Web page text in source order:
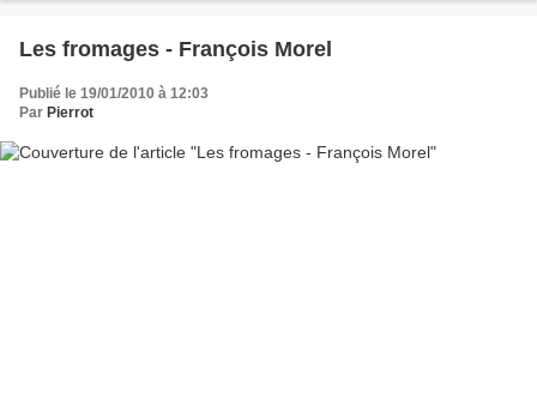
Les fromages - François Morel
Publié le 19/01/2010 à 12:03
Par Pierrot